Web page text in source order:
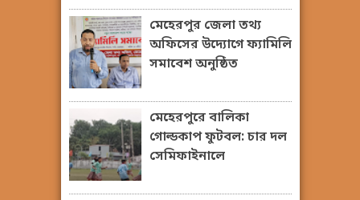
মেহেরপুর জেলা তথ্য
অফিসের উদ্যোগে ফ্যামিলি
সমাবেশ অনুষ্ঠিত
মেহেরপুরে বালিকা
গোল্ডকাপ ফুটবল: চার দল
সেমিফাইনালে